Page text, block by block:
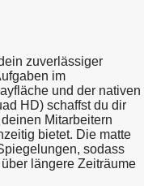
zuverlässiger
im
und der nativen
HD) schaffst du dir
Mitarbeitern
bietet. Die matte
sodass
längere Zeiträume